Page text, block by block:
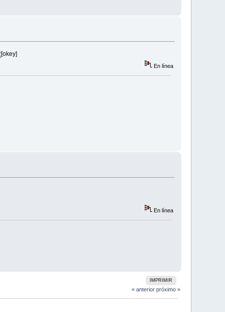
En línea
En línea
IMPRIMIR
« anterior próximo »